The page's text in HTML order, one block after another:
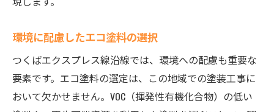
環境に配慮したエコ塗料の選択
つくばエクスプレス線沿線では、環境への配慮も重要な
要素です。エコ塗料の選定は、この地域での塗装工事に
おいて欠かせません。VOC（揮発性有機化合物）の低い